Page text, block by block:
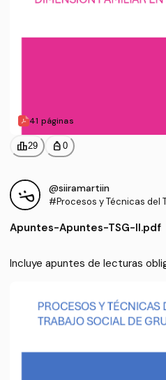
41 páginas
leaderboard29 personal_bag 0
@siiramartiin
#Procesos y Técnicas del
Apuntes-Apuntes-TSG-II.pdf
Incluye apuntes de lecturas